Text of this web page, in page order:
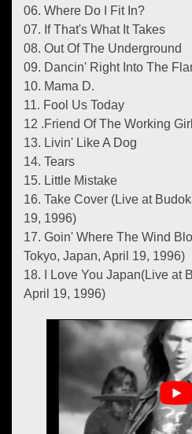
06. Where Do I Fit In?
07. If That's What It Takes
08. Out Of The Underground
09. Dancin' Right Into The
10. Mama D.
11. Fool Us Today
12 .Friend Of The Working
13. Livin' Like A Dog
14. Tears
15. Little Mistake
16. Take Cover (Live at
19, 1996)
17. Goin' Where The Wind
Tokyo, Japan, April 19, 1996)
18. I Love You Japan(Live at
April 19, 1996)